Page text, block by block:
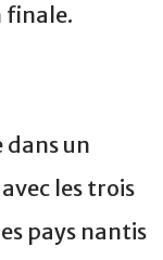
finale.
dans un
les trois
pays nantis